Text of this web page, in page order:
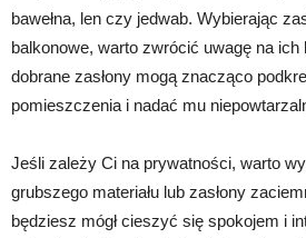
bawełna, len czy jedwab. Wybierając
balkonowe, warto zwrócić uwagę na ich
dobrane zasłony mogą znacząco
pomieszczenia i nadać mu
Jeśli zależy Ci na prywatności, warto
grubszego materiału lub zasłony
będziesz mógł cieszyć się spokojem i